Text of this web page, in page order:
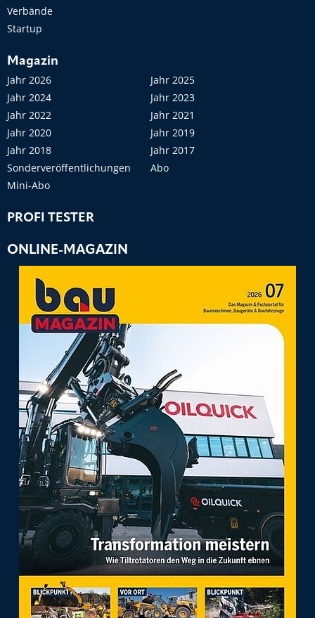
Verbände
Startup
Magazin
Jahr 2026
Jahr 2025
Jahr 2024
Jahr 2023
Jahr 2022
Jahr 2021
Jahr 2020
Jahr 2019
Jahr 2018
Jahr 2017
Sonderveröffentlichungen
Abo
Mini-Abo
PROFI TESTER
ONLINE-MAGAZIN